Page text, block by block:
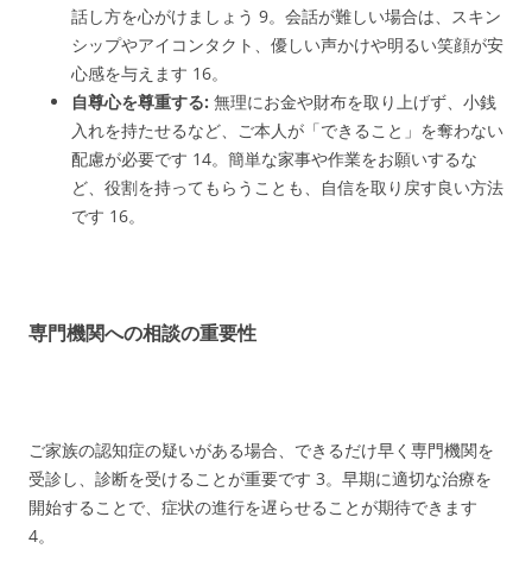
話し方を心がけましょう 9。会話が難しい場合は、スキン
シップやアイコンタクト、優しい声かけや明るい笑顔が安
心感を与えます 16。
自尊心を尊重する: 無理にお金や財布を取り上げず、小銭
入れを持たせるなど、ご本人が「できること」を奪わない
配慮が必要です 14。簡単な家事や作業をお願いするな
ど、役割を持ってもらうことも、自信を取り戻す良い方法
です 16。
専門機関への相談の重要性
ご家族の認知症の疑いがある場合、できるだけ早く専門機関を
受診し、診断を受けることが重要です 3。早期に適切な治療を
開始することで、症状の進行を遅らせることが期待できます
4。